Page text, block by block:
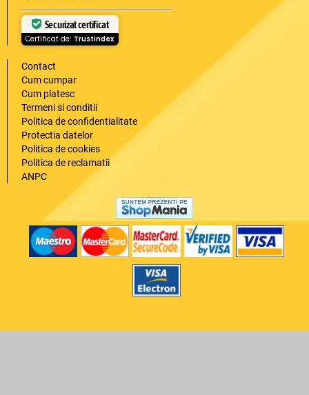
Securizat certificat
Certificat de: Trustindex
Contact
Cum cumpar
Cum platesc
Termeni si conditii
Politica de confidentialitate
Protectia datelor
Politica de cookies
Politica de reclamatii
ANPC